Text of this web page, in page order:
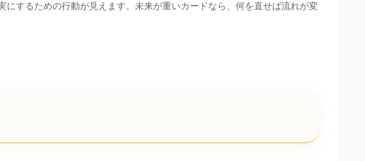
するための行動が見えます。未来が重いカードなら、何を直せば流れが変